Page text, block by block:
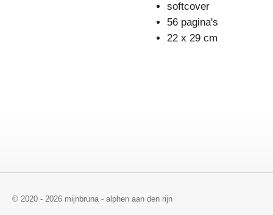
softcover
56 pagina's
22 x 29 cm
© 2020 - 2026 mijnbruna - alphen aan den rijn